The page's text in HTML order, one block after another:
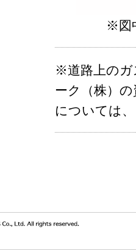
※図中の当
※道路上のガ
ーク（株）
については